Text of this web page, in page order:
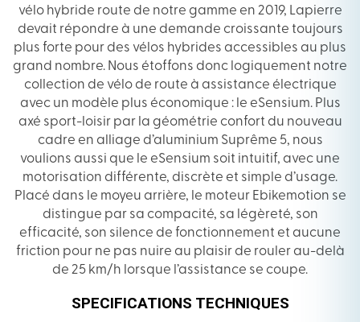
vélo hybride route de notre gamme en 2019, Lapierre
devait répondre à une demande croissante toujours
plus forte pour des vélos hybrides accessibles au plus
grand nombre. Nous étoffons donc logiquement notre
collection de vélo de route à assistance électrique
avec un modèle plus économique : le eSensium. Plus
axé sport-loisir par la géométrie confort du nouveau
cadre en alliage d’aluminium Suprême 5, nous
voulions aussi que le eSensium soit intuitif, avec une
motorisation différente, discrète et simple d’usage.
Placé dans le moyeu arrière, le moteur Ebikemotion se
distingue par sa compacité, sa légèreté, son
efficacité, son silence de fonctionnement et aucune
friction pour ne pas nuire au plaisir de rouler au-delà
de 25 km/h lorsque l’assistance se coupe.
SPECIFICATIONS TECHNIQUES